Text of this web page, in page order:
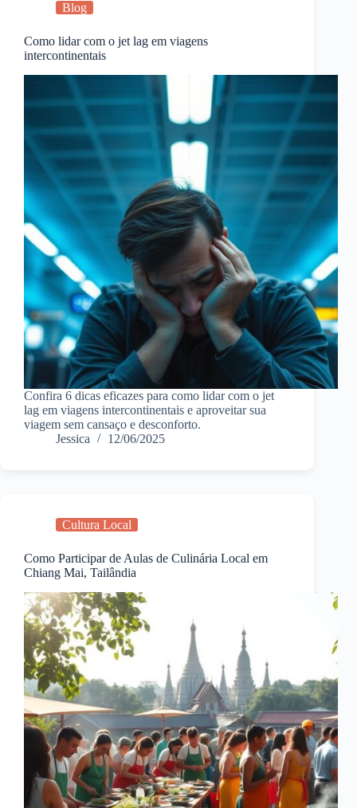
Blog
Como lidar com o jet lag em viagens
intercontinentais
Confira 6 dicas eficazes para como lidar com o jet
lag em viagens intercontinentais e aproveitar sua
viagem sem cansaço e desconforto.
Jessica
12/06/2025
Cultura Local
Como Participar de Aulas de Culinária Local em
Chiang Mai, Tailândia